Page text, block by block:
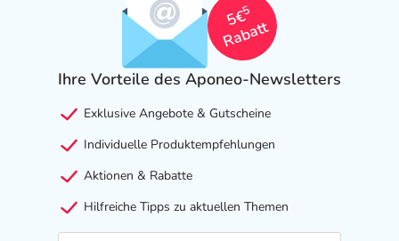
5€
5
Rabatt
Ihre Vorteile des Aponeo-Newsletters
Exklusive Angebote & Gutscheine
Individuelle Produktempfehlungen
Aktionen & Rabatte
Hilfreiche Tipps zu aktuellen Themen